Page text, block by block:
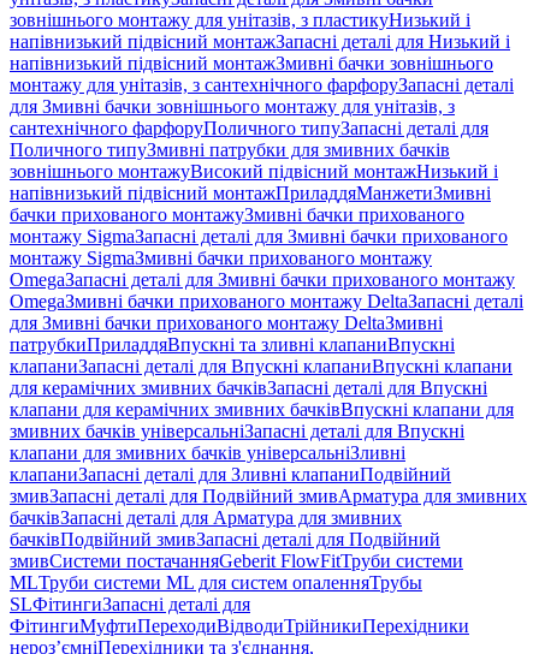
зовнішнього монтажу для унітазів, з пластикуНизький і
напівнизький підвісний монтажЗапасні деталі для Низький і
напівнизький підвісний монтажЗмивні бачки зовнішнього
монтажу для унітазів, з сантехнічного фарфоруЗапасні деталі
для Змивні бачки зовнішнього монтажу для унітазів, з
сантехнічного фарфоруПоличного типуЗапасні деталі для
Поличного типуЗмивні патрубки для змивних бачків
зовнішнього монтажуВисокий підвісний монтажНизький і
напівнизький підвісний монтажПриладдяМанжетиЗмивні
бачки прихованого монтажуЗмивні бачки прихованого
монтажу SigmaЗапасні деталі для Змивні бачки прихованого
монтажу SigmaЗмивні бачки прихованого монтажу
OmegaЗапасні деталі для Змивні бачки прихованого монтажу
OmegaЗмивні бачки прихованого монтажу DeltaЗапасні деталі
для Змивні бачки прихованого монтажу DeltaЗмивні
патрубкиПриладдяВпускні та зливні клапаниВпускні
клапаниЗапасні деталі для Впускні клапаниВпускні клапани
для керамічних змивних бачківЗапасні деталі для Впускні
клапани для керамічних змивних бачківВпускні клапани для
змивних бачків універсальніЗапасні деталі для Впускні
клапани для змивних бачків універсальніЗливні
клапаниЗапасні деталі для Зливні клапаниПодвійний
змивЗапасні деталі для Подвійний змивАрматура для змивних
бачкiвЗапасні деталі для Арматура для змивних
бачкiвПодвійний змивЗапасні деталі для Подвійний
змивСистеми постачанняGeberit FlowFitТруби системи
MLТруби системи ML для систем опаленняТрубы
SLФітингиЗапасні деталі для
ФітингиМуфтиПереходиВідводиТрійникиПерехідники
нероз’ємніПерехідники та з'єднання,